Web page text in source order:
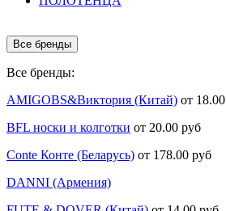
Все бренды
Все бренды:
AMIGOBS&Виктория (Китай) от
BFL носки и колготки от 20.00 руб
Conte Конте (Беларусь) от 178.00 руб
DANNI (Армения)